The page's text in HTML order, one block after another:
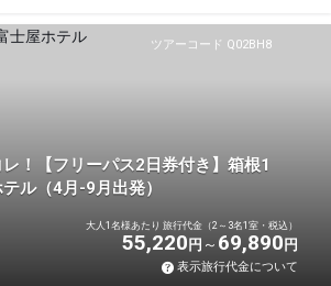
ツアーコード Q02BH8
！【フリーパス2日券付き】箱根1
ル（4月-9月出発）
大人1名様あたり 旅行代金（2～3名1室・税込）
55,220 円 69,890 円
表示旅行代金について